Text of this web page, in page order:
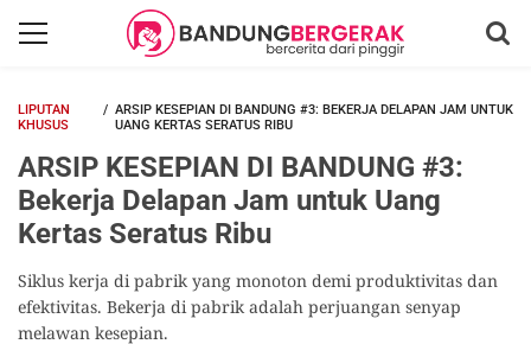
LIPUTAN
KHUSUS
ARSIP KESEPIAN DI BANDUNG #3: BEKERJA DELAPAN JAM UNTUK
UANG KERTAS SERATUS RIBU
ARSIP KESEPIAN DI BANDUNG #3:
Bekerja Delapan Jam untuk Uang
Kertas Seratus Ribu
Siklus kerja di pabrik yang monoton demi produktivitas dan
efektivitas. Bekerja di pabrik adalah perjuangan senyap
melawan kesepian.